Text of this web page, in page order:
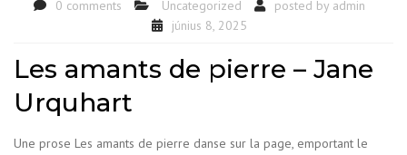
0 comments Uncategorized posted by admin
június 8, 2025
Les amants de pierre – Jane
Urquhart
Une prose Les amants de pierre danse sur la page, emportant le